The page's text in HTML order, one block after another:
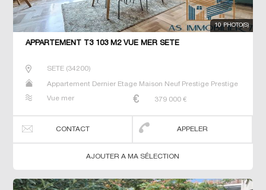
10 PHOTO(S)
APPARTEMENT T3 103 M2 VUE MER SETE
SETE(34200)
Appartement Dernier Etage Maison Neuf Prestige Prestige
Vue mer
379 000 €
CONTACT APPELER
AJOUTER A MA SÉLECTION